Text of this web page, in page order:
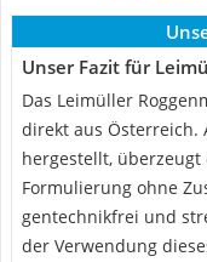
Unser Fazit für
Das Leimüller
direkt aus Österreich.
hergestellt,
Formulierung ohne
gentechnikfrei und
der Verwendung